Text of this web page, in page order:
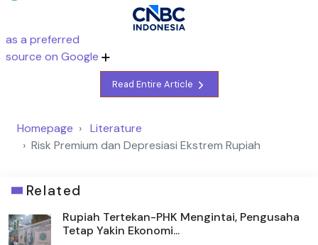
as a preferred
source on Google
Read Entire Article
Homepage
Literature
Risk Premium dan Depresiasi Ekstrem Rupiah
Related
Rupiah Tertekan-PHK Mengintai, Pengusaha
Tetap Yakin Ekonomi...